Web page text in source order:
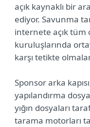
açık kaynaklı bir
ediyor. Savunma
internete açık tüm
kuruluşlarında
karşı tetikte
Sponsor arka
yapılandırma
yığın dosyaları
tarama motorları